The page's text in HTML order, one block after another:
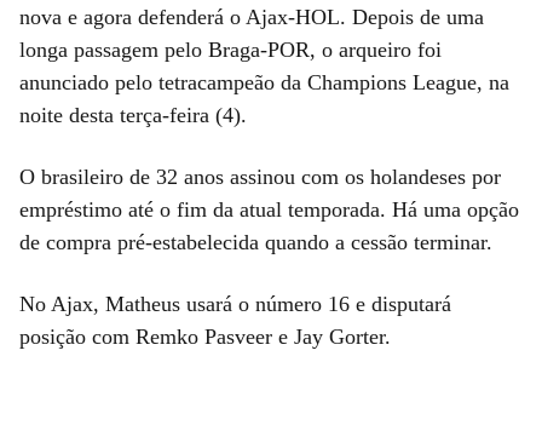
nova e agora defenderá o Ajax-HOL. Depois de uma
longa passagem pelo Braga-POR, o arqueiro foi
anunciado pelo tetracampeão da Champions League, na
noite desta terça-feira (4).
O brasileiro de 32 anos assinou com os holandeses por
empréstimo até o fim da atual temporada. Há uma opção
de compra pré-estabelecida quando a cessão terminar.
No Ajax, Matheus usará o número 16 e disputará
posição com Remko Pasveer e Jay Gorter.